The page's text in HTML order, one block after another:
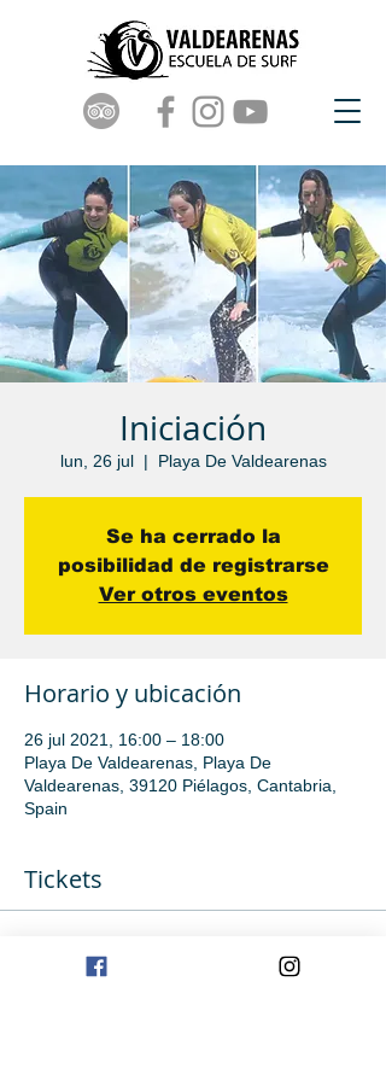
Iniciación
lun, 26 jul
  |
Playa De Valdearenas
Se ha cerrado la
posibilidad de registrarse
Ver otros eventos
Horario y ubicación
26 jul 2021, 16:00 – 18:00
Playa De Valdearenas, Playa De
Valdearenas, 39120 Piélagos, Cantabria,
Spain
Tickets
Venta finalizada